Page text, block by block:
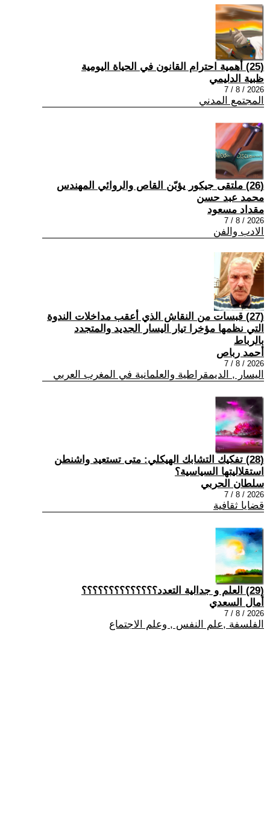
(25) أهمية احترام القانون في الحياة اليومية
ظبية الدليمي
2026 / 8 / 7
المجتمع المدني
(26) ملتقى جيكور يؤبّن القاص والروائي المهندس
محمد عبد حسن
مقداد مسعود
2026 / 8 / 7
الادب والفن
(27) قبسات من النقاش الذي أعقب مداخلات الندوة
التي نظمها مؤخرا تيار اليسار الجديد والمتجدد
بالرباط
أحمد رباص
2026 / 8 / 7
اليسار , الديمقراطية والعلمانية في المغرب العربي
(28) تفكيك التشابك الهيكلي: متى تستعيد واشنطن
استقلاليتها السياسية؟
سلطان الحربي
2026 / 8 / 7
قضايا ثقافية
(29) العلم و جدالية التعدد؟؟؟؟؟؟؟؟؟؟؟؟؟؟
أمال السعدي
2026 / 8 / 7
الفلسفة ,علم النفس , وعلم الاجتماع